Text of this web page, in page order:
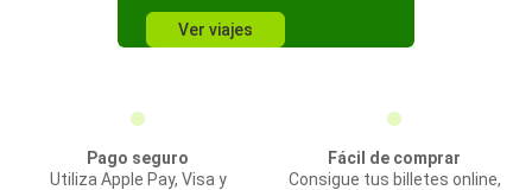
Ver viajes
Pago seguro
Utiliza Apple Pay, Visa y
Fácil de comprar
Consigue tus billetes online,